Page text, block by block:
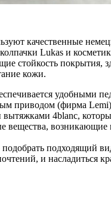
качественные
Lukas и
стойкость покрытия,
кожи.
удобными
приводом (фирма
4blanc,
вещества, возникающие
подходящий
и насладиться